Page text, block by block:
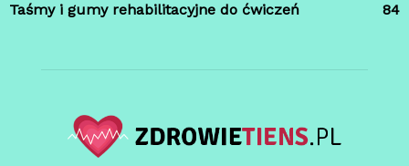
Taśmy i gumy rehabilitacyjne do ćwiczeń
84